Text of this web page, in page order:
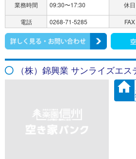
業務時間
09:30〜17:30 休日
電話
0268-71-5285 FAX
（株）錦興業 サンライズエス